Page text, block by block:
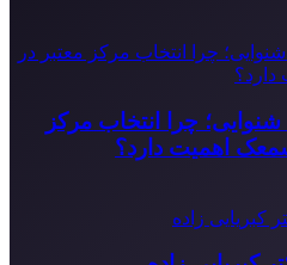
شنوایی؛ چرا انتخاب مرکز
اهمیت دارد؟